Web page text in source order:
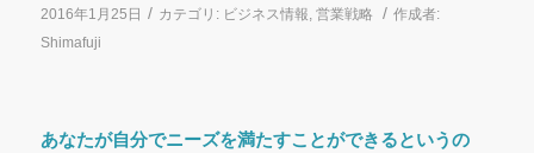
2016年1月25日 / カテゴリ: ビジネス情報, 営業戦略 / 作成者:
Shimafuji
あなたが自分でニーズを満たすことができるというの